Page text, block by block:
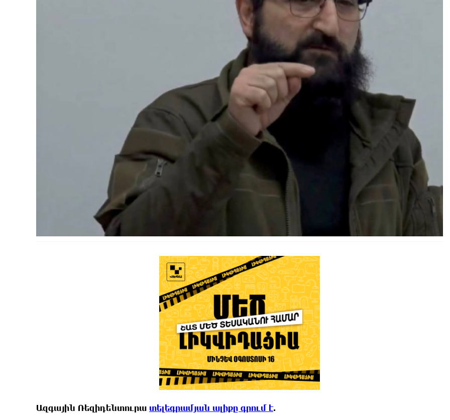
Ազգային Ռեզիդենտուրա տելեգրամյան ալիքը գրում է.